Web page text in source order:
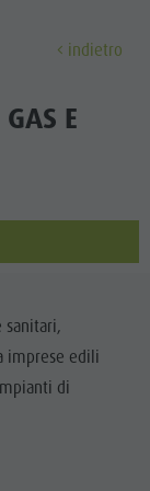
Scopri
eventi
Benessere
indietro
E
sanitari,
imprese edili
di